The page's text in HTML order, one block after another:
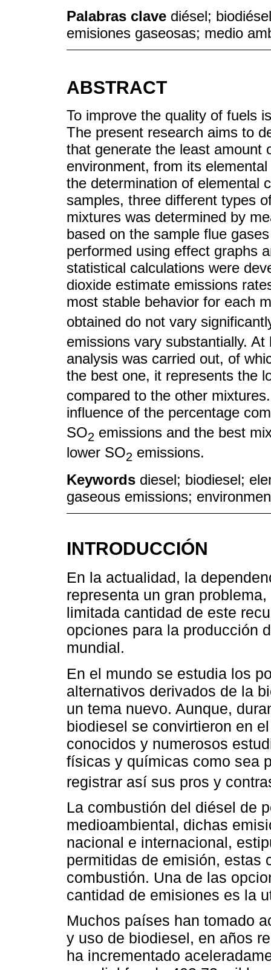
Palabras clave diésel;
emisiones gaseosas; medio
ABSTRACT
To improve the quality of fuels
The present research aims to
that generate the least amount
environment, from its
the determination of elemental
samples, three different types
mixtures was determined by
based on the sample flue
performed using effect graphs
statistical calculations were
dioxide estimate emissions
most stable behavior for each
obtained do not vary
emissions vary substantially.
analysis was carried out, of
the best one, it represents the
compared to the other
influence of the percentage
SO2 emissions and the best
lower SO2 emissions.
Keywords diesel; biodiesel;
gaseous emissions;
INTRODUCCIÓN
En la actualidad, la
representa un gran
limitada cantidad de este
opciones para la producción
mundial.
En el mundo se estudia los
alternativos derivados de la
un tema nuevo. Aunque,
biodiesel se convirtieron en
conocidos y numerosos
físicas y químicas como sea
registrar así sus pros y
La combustión del diésel de
medioambiental, dichas
nacional e internacional,
permitidas de emisión, estas
combustión. Una de las
cantidad de emisiones es la
Muchos países han tomado
y uso de biodiesel, en años
ha incrementado